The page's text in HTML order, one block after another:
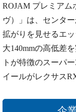
ROJAM プレミアム
ヴ）」は、センタ
拡がりを見せるエ
大140mmの高低差
トが特徴のスーパ
イールがレクサス